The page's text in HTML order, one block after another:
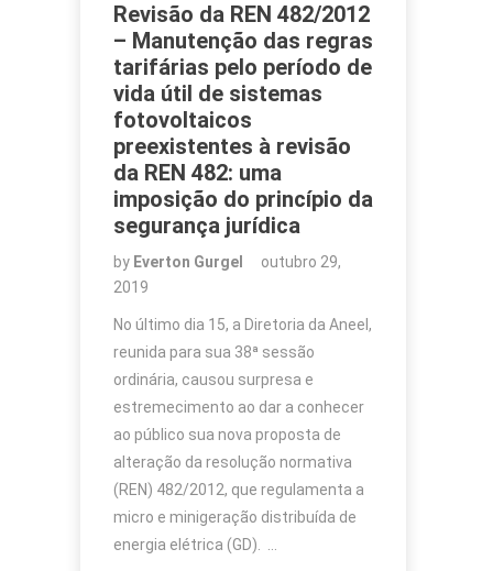
Revisão da REN 482/2012
– Manutenção das regras
tarifárias pelo período de
vida útil de sistemas
fotovoltaicos
preexistentes à revisão
da REN 482: uma
imposição do princípio da
segurança jurídica
by Everton Gurgel
outubro 29,
2019
No último dia 15, a Diretoria da Aneel,
reunida para sua 38ª sessão
ordinária, causou surpresa e
estremecimento ao dar a conhecer
ao público sua nova proposta de
alteração da resolução normativa
(REN) 482/2012, que regulamenta a
micro e minigeração distribuída de
energia elétrica (GD). …